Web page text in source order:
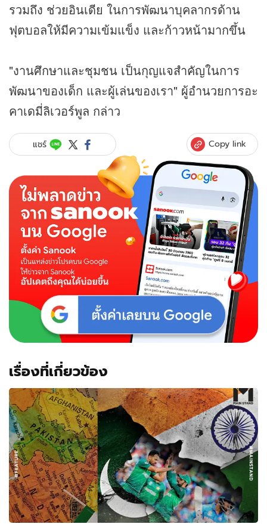
รวมถึง ช่วยอินเดีย ในการพัฒนาบุคลากรด้าน
ฟุตบอลให้มีความเข้มแข็ง และก้าวหน้ามากขึ้น
"งานศึกษาและชุมชน เป็นกุญแจสำคัญในการ
พัฒนาของเด็ก และผู้เล่นของเรา" ผู้อำนวยการอะ
คาเดมี่ลิเวอร์พูล กล่าว
แชร์ Copy link
เรื่องที่เกี่ยวข้อง